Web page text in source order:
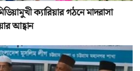
ক্যারিয়ার গঠনে মাদরাসা
আহ্বান